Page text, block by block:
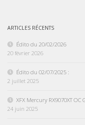
ARTICLES RÉCENTS
Édito du 20/02/2026
20 février 2026
Édito du 02/07/2025 :
2 juillet 2025
XFX Mercury RX9070XT
24 juin 2025